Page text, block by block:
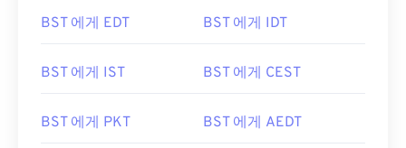
BST 에게 EDT BST 에게 IDT
BST 에게 IST BST 에게 CEST
BST 에게 PKT BST 에게 AEDT